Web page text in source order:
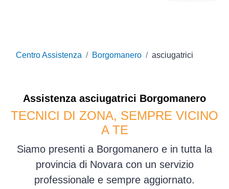
Centro Assistenza Borgomanero asciugatrici
Assistenza asciugatrici Borgomanero
TECNICI DI ZONA, SEMPRE VICINO
A TE
Siamo presenti a Borgomanero e in tutta la
provincia di Novara con un servizio
professionale e sempre aggiornato.